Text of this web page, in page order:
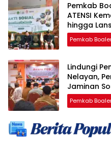
Pemkab
ATENSI
hingga
Pemkab
Lindungi
Nelayan,
Jaminan
Pemkab